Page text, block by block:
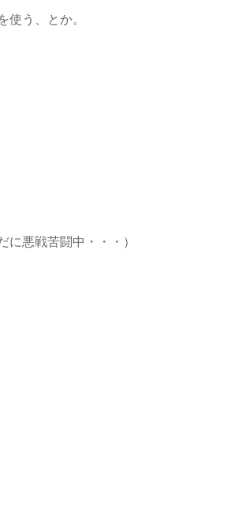
使う、とか。
悪戦苦闘中・・・）